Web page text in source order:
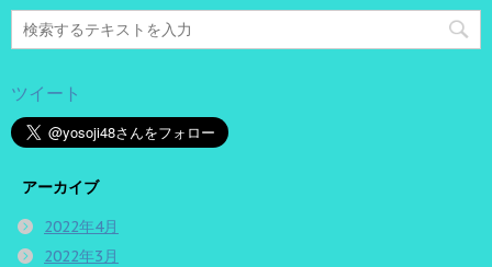
ツイート
アーカイブ
2022年4月
2022年3月